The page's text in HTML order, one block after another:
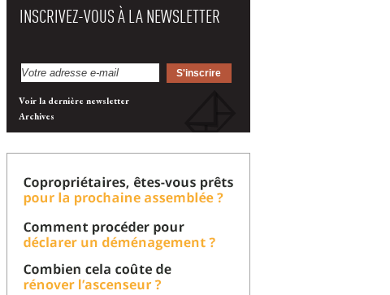
INSCRIVEZ-VOUS À LA NEWSLETTER
Voir la dernière newsletter
Archives